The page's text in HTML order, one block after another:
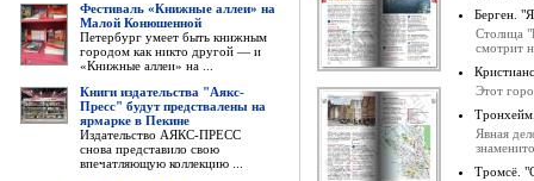
Фестиваль «Книжные аллеи» на
Малой Конюшенной
Петербург умеет быть книжным
городом как никто другой — и
«Книжные аллеи» на ...
Книги издательства "Аякс-
Пресс" будут предствалены на
ярмарке в Пекине
Издательство АЯКС-ПРЕСС
снова представило свою
впечатляющую коллекцию ...
Берген.
Столица
смотрит
Этот
Явная
Тромсё.